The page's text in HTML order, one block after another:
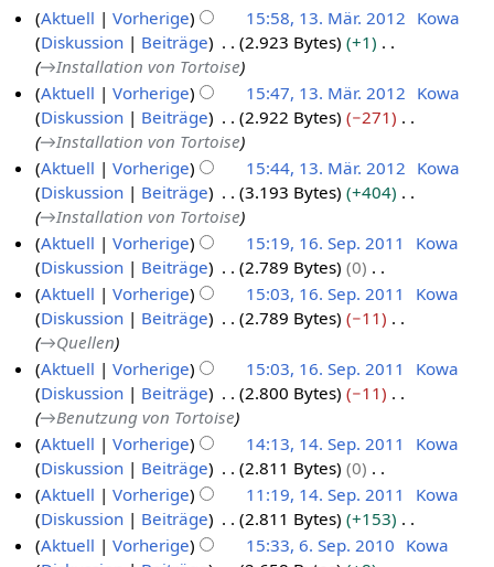
e
e
0
n
e
B
e
a
r
b
e
i
t
u
n
g
s
z
u
s
a
m
m
e
n
f
e
0
4
K
e
i
n
e
B
e
a
r
b
e
i
t
u
n
g
s
z
u
s
a
m
m
0
2
Aktuell Vorherige 15:58, 13. Mär. 2012 Kowa
Diskussion
Beiträge 2.923 Bytes
+1
→Installation von Tortoise
Aktuell
Vorherige 15:47, 13. Mär. 2012 Kowa
Diskussion
Beiträge 2.922 Bytes
−271
→Installation von Tortoise
Aktuell
Vorherige 15:44, 13. Mär. 2012 Kowa
Diskussion
Beiträge 3.193 Bytes
+404
→Installation von Tortoise
6
e
e
b
Aktuell Vorherige 15:19, 16. Sep. 2011
Kowa
Diskussion
Beiträge 2.789 Bytes
0
K
e
i
n
e
B
e
a
r
b
e
i
Aktuell Vorherige 15:03, 16. Sep. 2011
Kowa
Diskussion
Beiträge 2.789 Bytes
−11
→Quellen
Aktuell
Vorherige 15:03, 16. Sep. 2011
Kowa
Diskussion
Beiträge 2.800 Bytes
−11
→Benutzung von Tortoise
4
S
Aktuell Vorherige 14:13, 14. Sep. 2011
Kowa
Diskussion
Beiträge 2.811 Bytes
0
K
e
i
Aktuell Vorherige 11:19, 14. Sep. 2011
Kowa
Diskussion
Beiträge 2.811 Bytes
+153
KAktuell Vorherige 15:33, 6. Sep. 2010 Kowa